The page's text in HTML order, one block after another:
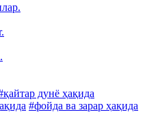
дунё ҳақида
#фойда ва зарар ҳақида